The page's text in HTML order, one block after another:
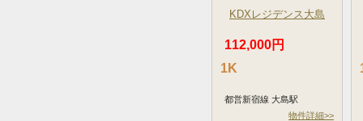
KDXレジデンス大島
112,000円
1K
都営新宿線 大島駅
物件詳細>>